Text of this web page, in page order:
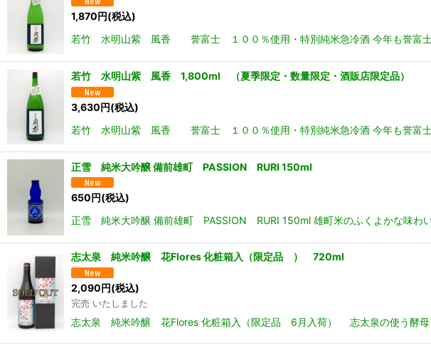
1,870円(税込)
若竹 水明山紫 風香 誉富士 １００％使用・特別純米急冷酒 今年も誉富士
若竹 水明山紫 風香 1,800ml （夏季限定・数量限定・酒販店限定品）
3,630円(税込)
若竹 水明山紫 風香 誉富士 １００％使用・特別純米急冷酒 今年も誉富士
正雪 純米大吟醸 備前雄町 PASSION RURI 150ml
650円(税込)
正雪 純米大吟醸 備前雄町 PASSION RURI 150ml 雄町米のふくよかな味わ
志太泉 純米吟醸 花Flores 化粧箱入（限定品 ） 720ml
2,090円(税込)
完売 いたしました
志太泉 純米吟醸 花Flores 化粧箱入（限定品 6月入荷） 志太泉の使う酵母